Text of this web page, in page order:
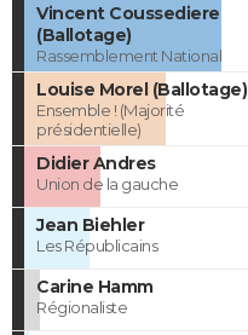
Vincent Coussediere
(Ballotage)
Rassemblement National
Louise Morel (Ballotage)
Ensemble ! (Majorité
présidentielle)
Didier Andres
Union de la gauche
Jean Biehler
Les Républicains
Carine Hamm
Régionaliste